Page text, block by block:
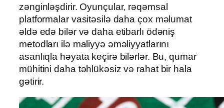
zənginləşdirir. Oyunçular, rəqəmsal
platformalar vasitəsilə daha çox məlumat
əldə edə bilər və daha etibarlı ödəniş
metodları ilə maliyyə əməliyyatlarını
asanlıqla həyata keçirə bilərlər. Bu, qumar
mühitini daha təhlükəsiz və rahat bir hala
gətirir.